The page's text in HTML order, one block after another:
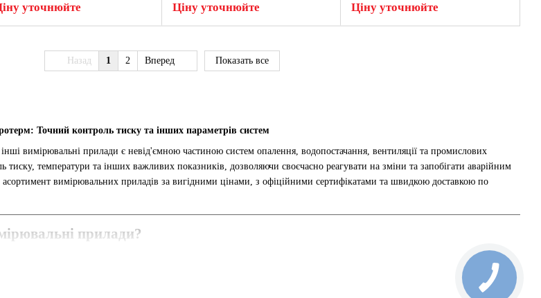
Точний контроль тиску та інших параметрів систем
вимірювальні прилади є невід'ємною частиною систем опалення, водопостачання, вентиляції та промислових
тиску, температури та інших важливих показників, дозволяючи своєчасно реагувати на зміни та запобігати аварійним
вимірювальних приладів за вигідними цінами, з офіційними сертифікатами та швидкою доставкою по
прилади?
уточнюйте Ціну уточнюйте Ціну уточнюйте
Назад 1 2 Вперед Показать все